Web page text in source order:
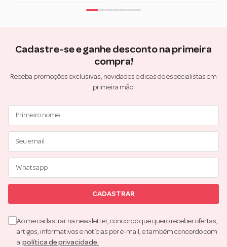
Cadastre-se e ganhe desconto na primeira
compra!
Receba promoções exclusivas, novidades e dicas de especialistas em
primeira mão!
CADASTRAR
Ao me cadastrar na newsletter, concordo que quero receber ofertas,
artigos, informativos e notícias por e-mail, e também concordo com
a política de privacidade.